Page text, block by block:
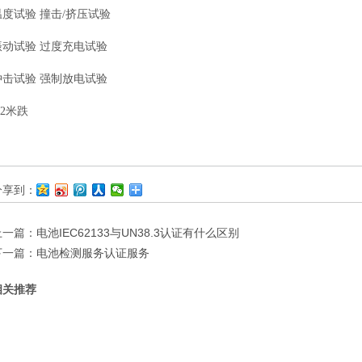
度试验 撞击/挤压试验
动试验 过度充电试验
击试验 强制放电试验
米跌
到：
篇： 电池IEC62133与UN38.3认证有什么区别
篇： 电池检测服务认证服务
关推荐